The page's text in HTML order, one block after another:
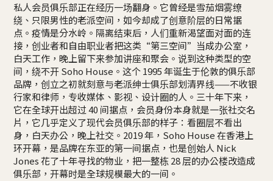
私人会员俱乐部正在经历一场翻身。它曾经是雪茄烟雾缭
绕、只限男性的老派空间，如今却成了创意阶层的日常据
点。疫情是分水岭。隔离结束后，人们重新渴望面对面的连
接，创业者和自由职业者把这类“第三空间”当成办公室，
白天工作，晚上留下来参加讲座和聚会。说到这种类型的空
间，绕不开 Soho House。这个 1995 年诞生于伦敦的俱乐部
品牌，创立之初就刻意与老派绅士俱乐部划清界线——不收银
行家和律师，专收媒体、影视、设计圈的人。三十年下来，
它在全球开出超过 40 间据点，会员身份本身就是一张社交名
片，它几乎定义了现代会员俱乐部的样子：看圈层不看出
身，白天办公，晚上社交。2019 年，Soho House 在香港上
环开幕，是品牌在东亚的第一间据点，也是创始人 Nick
Jones 花了十年寻找的物业，把一整栋 28 层的办公楼改造成
俱乐部，开幕时是全球规模最大的一间。